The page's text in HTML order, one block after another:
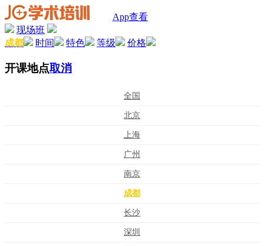
App查看
现场班
成都
时间 特色 等级 价格
开课地点取消
全国
北京
上海
广州
南京
成都
长沙
深圳